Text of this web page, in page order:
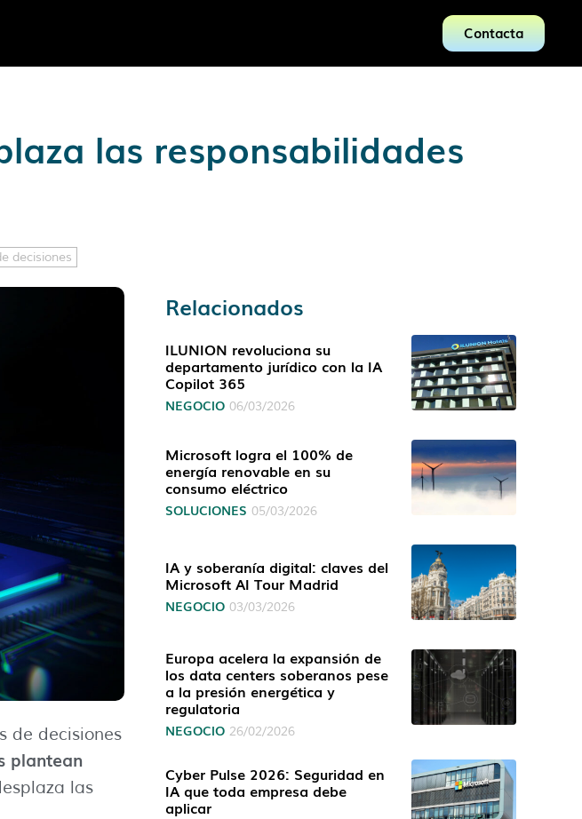
Contacta
las responsabilidades
decisiones
de decisiones
plantean
las
Relacionados
ILUNION revoluciona su
departamento jurídico con la IA
Copilot 365
NEGOCIO 06/03/2026
Microsoft logra el 100% de
energía renovable en su
consumo eléctrico
SOLUCIONES 05/03/2026
IA y soberanía digital: claves del
Microsoft AI Tour Madrid
NEGOCIO 03/03/2026
Europa acelera la expansión de
los data centers soberanos pese
a la presión energética y
regulatoria
NEGOCIO 26/02/2026
Cyber Pulse 2026: Seguridad en
IA que toda empresa debe
aplicar